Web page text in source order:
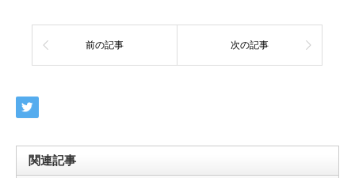
前の記事 次の記事
関連記事